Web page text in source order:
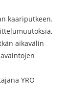
kaariputkeen.
aikavälin
YRO